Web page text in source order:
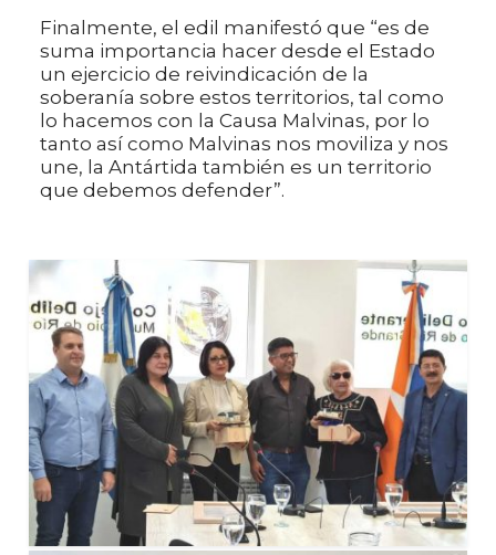
Finalmente, el edil manifestó que “es de
suma importancia hacer desde el Estado
un ejercicio de reivindicación de la
soberanía sobre estos territorios, tal como
lo hacemos con la Causa Malvinas, por lo
tanto así como Malvinas nos moviliza y nos
une, la Antártida también es un territorio
que debemos defender”.